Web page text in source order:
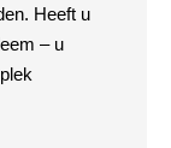
Heeft u
– u